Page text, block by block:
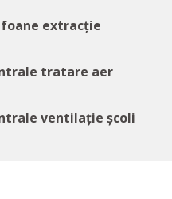
extracție
tratare aer
ventilație școli